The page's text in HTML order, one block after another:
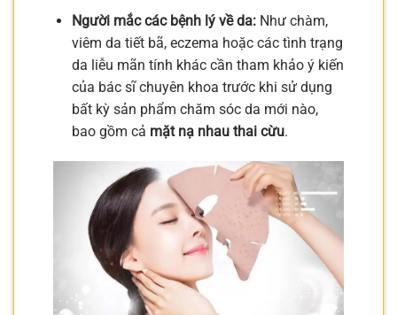
Người mắc các bệnh lý về da:Như chàm,
viêm da tiết bã, eczema hoặc các tình trạng
da liễu mãn tính khác cần tham khảo ý kiến
của bác sĩ chuyên khoa trước khi sử dụng
bất kỳ sản phẩm chăm sóc da mới nào,
bao gồm cả mặt nạ nhau thai cừu.